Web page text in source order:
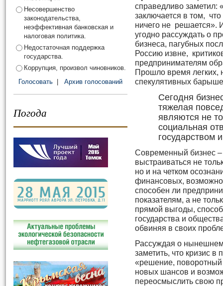
Несовершенство
законодательства,
неэффективная банковская и
налоговая политика.
Недостаточная поддержка
государства.
Коррупция, произвол чиновников.
Голосовать
Архив голосований
Погода
справедливо заметил:
заключается в том,
ничего не решается».
угодно рассуждать о
бизнеса, пагубных
Россию извне,
предпринимателям
Прошло время легких,
спекулятивных
Сегодня
тяжелая
являются не
социальная
государством
Современный бизнес –
выстраиваться не
но и на четком
финансовых,
способен ли
показателям, а не
прямой выгоды,
государства и
обвиняя в своих
Рассуждая о
заметить, что кризис в
«решение, поворотный
новых шансов и
переосмыслить свою